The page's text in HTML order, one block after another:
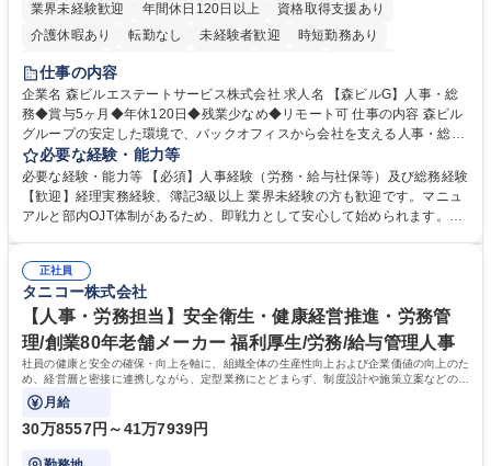
業界未経験歓迎
年間休日120日以上
資格取得支援あり
介護休暇あり
転勤なし 未経験者歓迎
時短勤務あり
経験者歓迎
完全週休2日制
交通費支給 長期歓迎 駅近5分以内 土日祝休み
仕事の内容
企業名 森ビルエステートサービス株式会社 求人名 【森ビルG】人事・総
務◆賞与5ヶ月◆年休120日◆残業少なめ◆リモート可 仕事の内容 森ビル
グループの安定した環境で、バックオフィスから会社を支える人事・総務
をお任せします。 労務と総務の業務をバランスよく担当し、ゆくゆくは制
度改定などのコア業務にも挑戦できる、やりがいある環境です。 ■勤怠管
理、給与計算、社会保険手続き、年末調整等の労務管理全般 ■入退社手続
き、社内規定の改定や人事制度改定などのコア業務 ■社内イベントの企画
でも質問・相談できる環境が整っているため、安心して成長できます。 募
集職種 【森ビルG】人事・総務◆賞与5ヶ月◆年休120日◆残業少なめ◆
リモート可
必要な経験・能力等
必要な経験・能力等 【必須】人事経験（労務・給与社保等）及び総務経験
【歓迎】経理実務経験、簿記3級以上 業界未経験の方も歓迎です。マニュ
アルと部内OJT体制があるため、即戦力として安心して始められます。
務に挑戦できるため、自身の成長と組織への貢献度をダイレクトに実感で
きます。 残業少なめ、週1日リモート可など、ワークライフバランスを保
ち長期活躍できる環境です。 「これまでの幅広い経験を活かし、長期的な
キャリアを築きたい」という前向きな意欲と挑戦を全力で応援します。 学
歴・資格 学歴：大学院 大学 高専 短大 専修学校 高校 語学力： 資格：日商
簿記検定1級 日商簿記検定2級 日商簿記検定3級
正社員
タニコー株式会社
【人事・労務担当】安全衛生・健康経営推進・労務管
理/創業80年老舗メーカー 福利厚生/労務/給与管理人事
社員の健康と安全の確保・向上を軸に、組織全体の生産性向上および企業価値の向上のた
め、経営層と密接に連携しながら、定型業務にとどまらず、制度設計や施策立案などの上
流工程から関与していただきます。
月給
30万8557円～41万7939円